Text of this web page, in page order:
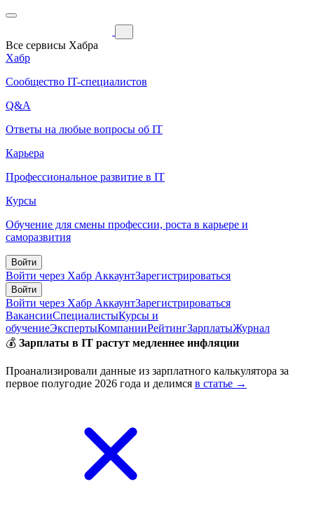
Все сервисы Хабра
Хабр
Сообщество IT-специалистов
Q&A
Ответы на любые вопросы об IT
Карьера
Профессиональное развитие в IT
Курсы
Обучение для смены профессии, роста в карьере и
саморазвития
Войти
Войти через Хабр АккаунтЗарегистрироваться
Войти
Войти через Хабр АккаунтЗарегистрироваться
ВакансииСпециалистыКурсы и
обучениеЭкспертыКомпанииРейтингЗарплатыЖурнал
💰 Зарплаты в IT растут медленнее инфляции
Проанализировали данные из зарплатного калькулятора за
первое полугодие 2026 года и делимся в статье →